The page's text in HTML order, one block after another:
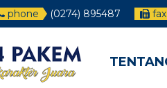
phone (0274) 895487 fax